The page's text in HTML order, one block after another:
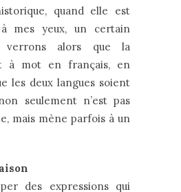
quand elle est
mes yeux, un certain
verrons alors que la
à mot en français, en
les deux langues soient
seulement n’est pas
mais mène parfois à un
des expressions qui